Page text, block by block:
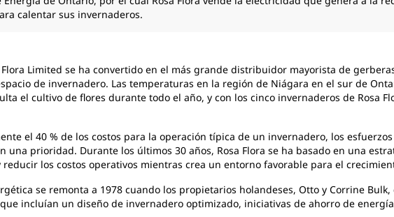
calentar sus invernaderos.
Flora Limited se ha convertido en el más grande distribuidor mayorista de
de invernadero. Las temperaturas en la región de Niágara en el sur de
el cultivo de flores durante todo el año, y con los cinco invernaderos de Rosa
el 40 % de los costos para la operación típica de un invernadero, los
una prioridad. Durante los últimos 30 años, Rosa Flora se ha basado en una
los costos operativos mientras crea un entorno favorable para el
se remonta a 1978 cuando los propietarios holandeses, Otto y Corrine
incluían un diseño de invernadero optimizado, iniciativas de ahorro de